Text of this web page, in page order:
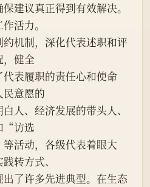
建议真正得到有效解决。
活力。
机制，深化代表述职和评
，健全
表履职的责任心和使命
意愿的
人、经济发展的带头人、
“访选
活动，各级代表着眼大
转方式、
了许多先进典型。在生态